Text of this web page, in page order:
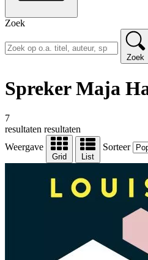
Zoek
Zoek
Spreker Maja
7
resultaten resultaten
Weergave
Grid List
Sorteer